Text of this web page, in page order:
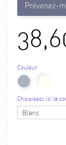
Prévenez-
Couleur
Choisissez ici la